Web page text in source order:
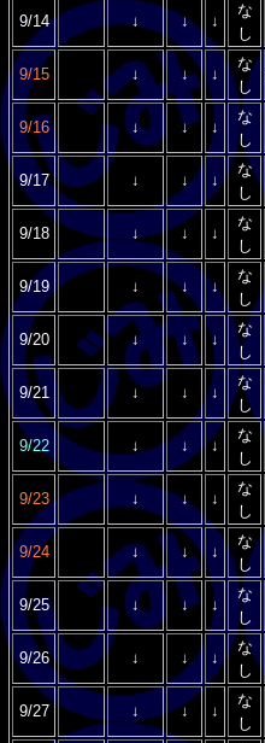
9/14 ↓ ↓ ↓
な
し
9/15 ↓ ↓ ↓
な
し
9/16 ↓ ↓ ↓
な
し
9/17 ↓ ↓ ↓
な
し
9/18 ↓ ↓ ↓
な
し
9/19 ↓ ↓ ↓
な
し
9/20 ↓ ↓ ↓
な
し
9/21 ↓ ↓ ↓
な
し
9/22 ↓ ↓ ↓
な
し
9/23 ↓ ↓ ↓
な
し
9/24 ↓ ↓ ↓
な
し
9/25 ↓ ↓ ↓
な
し
9/26 ↓ ↓ ↓
な
し
9/27 ↓ ↓ ↓
な
し